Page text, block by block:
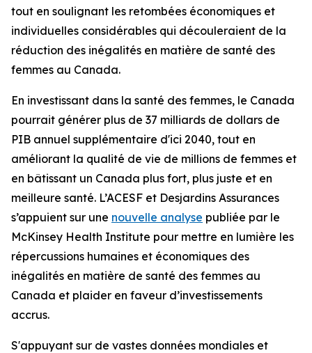
tout en soulignant les retombées économiques et
individuelles considérables qui découleraient de la
réduction des inégalités en matière de santé des
femmes au Canada.
En investissant dans la santé des femmes, le Canada
pourrait générer plus de 37 milliards de dollars de
PIB annuel supplémentaire d'ici 2040, tout en
améliorant la qualité de vie de millions de femmes et
en bâtissant un Canada plus fort, plus juste et en
meilleure santé. L’ACESF et Desjardins Assurances
s’appuient sur une nouvelle analyse publiée par le
McKinsey Health Institute pour mettre en lumière les
répercussions humaines et économiques des
inégalités en matière de santé des femmes au
Canada et plaider en faveur d’investissements
accrus.
S'appuyant sur de vastes données mondiales et